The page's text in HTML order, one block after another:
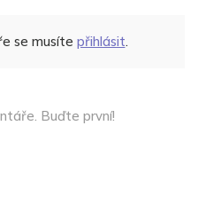
se musíte přihlásit.
Buďte první!